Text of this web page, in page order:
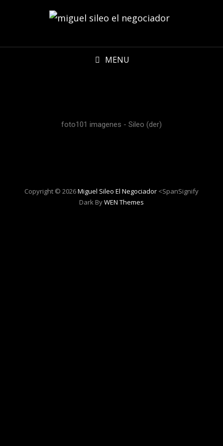
MENU
foto101 imagenes - Sileo (der)
Copyright © 2026Miguel Sileo El Negociador <spanSignify
Dark ByWEN Themes